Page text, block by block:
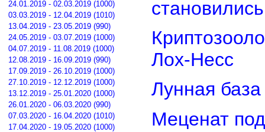
24.01.2019 - 02.03.2019 (1000)
03.03.2019 - 12.04.2019 (1010)
13.04.2019 - 23.05.2019 (990)
24.05.2019 - 03.07.2019 (1000)
04.07.2019 - 11.08.2019 (1000)
12.08.2019 - 16.09.2019 (990)
17.09.2019 - 26.10.2019 (1000)
27.10.2019 - 12.12.2019 (1000)
13.12.2019 - 25.01.2020 (1000)
26.01.2020 - 06.03.2020 (990)
07.03.2020 - 16.04.2020 (1010)
17.04.2020 - 19.05.2020 (1000)
Лох-Несс
Лунная
Меценат